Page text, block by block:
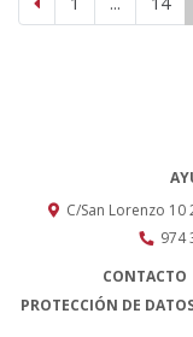
C/San Lorenzo 10
974
CONTACTO
PROTECCIÓN DE